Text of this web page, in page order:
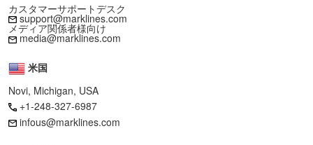
カスタマーサポートデスク
support@marklines.com
メディア関係者様向け
media@marklines.com
米国
Novi, Michigan, USA
+1-248-327-6987
infous@marklines.com